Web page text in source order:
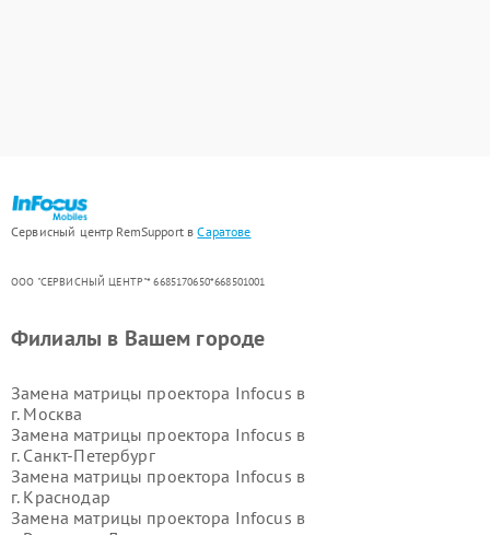
Сервисный центр RemSupport вСаратове
ООО "СЕРВИСНЫЙ ЦЕНТР"* 6685170650*668501001
Филиалы в Вашем городе
Замена матрицы проектора Infocus в
г. Москва
Замена матрицы проектора Infocus в
г. Санкт-Петербург
Замена матрицы проектора Infocus в
г. Краснодар
Замена матрицы проектора Infocus в